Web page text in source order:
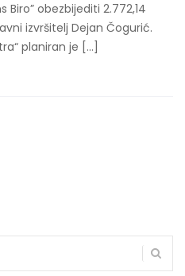
Biro” obezbijediti 2.772,14
izvršitelj Dejan Čogurić.
planiran je […]